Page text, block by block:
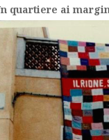
Un quartiere ai